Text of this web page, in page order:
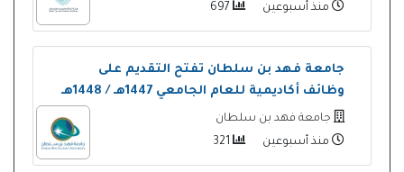
منذ أسبوعين
جامعة فهد بن سلطان تفتح التقديم على
وظائف أكاديمية للعام الجامعي 1447هـ / 1448هـ
جامعة فهد بن سلطان
منذ أسبوعين